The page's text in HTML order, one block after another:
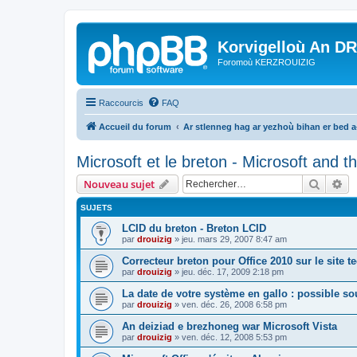
Korvigelloù An
Foromoù KERZROUIZIG
Raccourcis FAQ
Accueil du forum Ar stlenneg hag ar yezhoù bihan er bed
Microsoft et le breton - Microsoft and
Nouveau sujet
SUJETS
LCID du breton - Breton LCID
par drouizig » jeu. mars 29, 2007 8:47 am
Correcteur breton pour Office 2010 sur le site
par drouizig » jeu. déc. 17, 2009 2:18 pm
La date de votre système en gallo : possible
par drouizig » ven. déc. 26, 2008 6:58 pm
An deiziad e brezhoneg war Microsoft Vista
par drouizig » ven. déc. 12, 2008 5:53 pm